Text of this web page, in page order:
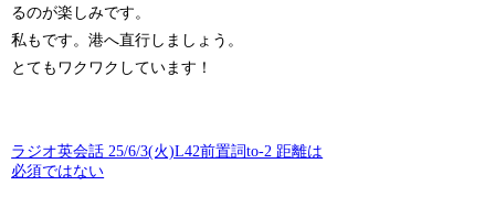
るのが楽しみです。
私もです。港へ直行しましょう。
とてもワクワクしています！
ラジオ英会話 25/6/3(火)L42前置詞to-2 距離は
必須ではない